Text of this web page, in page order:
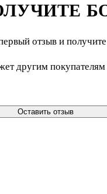
отзыв и
другим
Оставить отзыв